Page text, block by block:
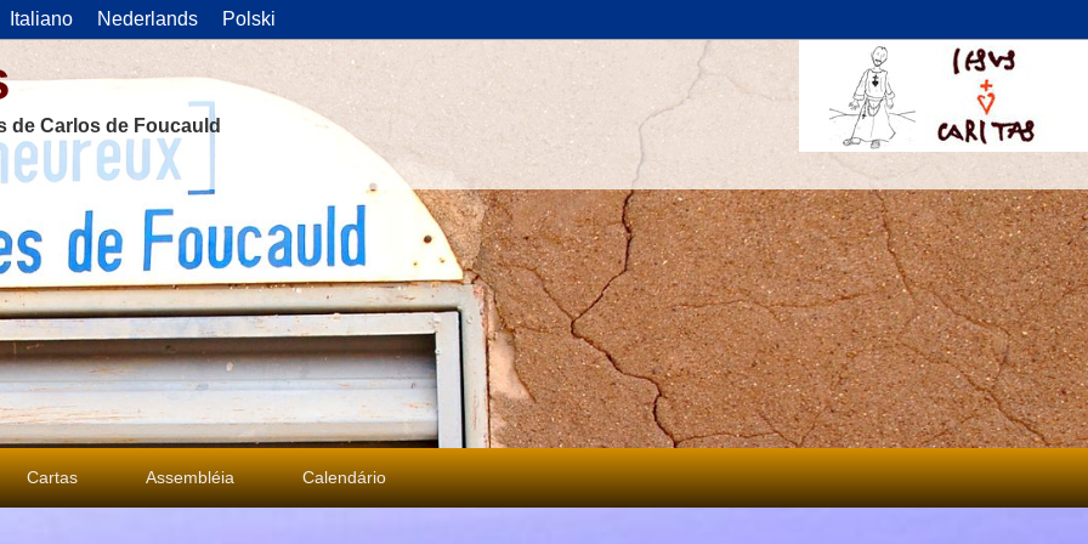
Italiano Nederlands Polski
de Carlos de Foucauld
Cartas Assembléia Calendário